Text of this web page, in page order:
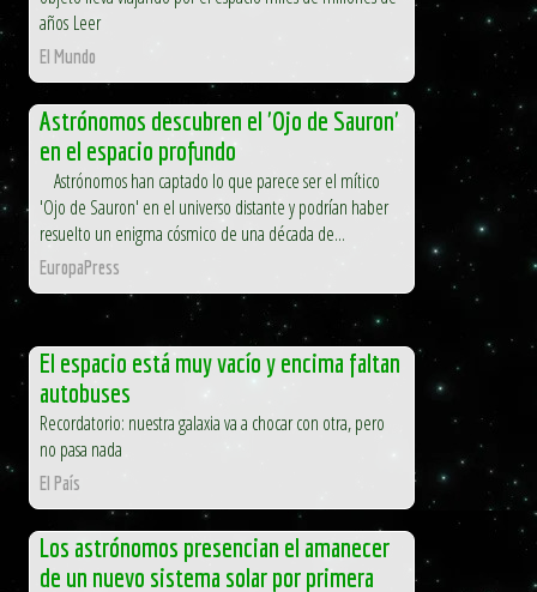
años Leer
El Mundo
Astrónomos descubren el 'Ojo de Sauron'
en el espacio profundo
Astrónomos han captado lo que parece ser el mítico
'Ojo de Sauron' en el universo distante y podrían haber
resuelto un enigma cósmico de una década de...
EuropaPress
El espacio está muy vacío y encima faltan
autobuses
Recordatorio: nuestra galaxia va a chocar con otra, pero
no pasa nada
El País
Los astrónomos presencian el amanecer
de un nuevo sistema solar por primera